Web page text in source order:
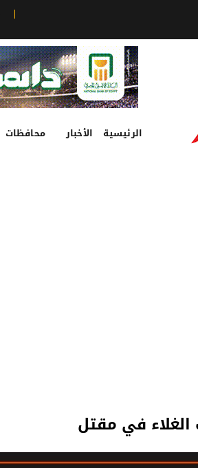
الرئيسية الأخبار محافظات
في مقتل